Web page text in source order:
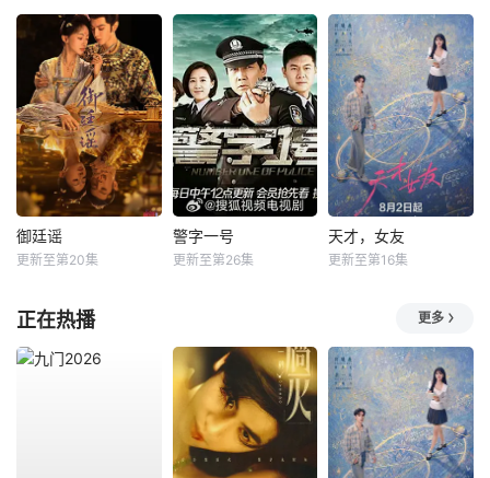
御廷谣
更新至第20集
警字一号
更新至第26集
天才，女友
更新至第16集
正在热播 更多